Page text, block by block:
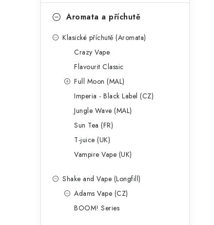
Aromata a příchutě
Klasické příchutě (Aromata)
Crazy Vape
Flavourit Classic
Full Moon (MAL)
Imperia - Black Label (CZ)
Jungle Wave (MAL)
Sun Tea (FR)
T-juice (UK)
Vampire Vape (UK)
Shake and Vape (Longfill)
Adams Vape (CZ)
BOOM! Series